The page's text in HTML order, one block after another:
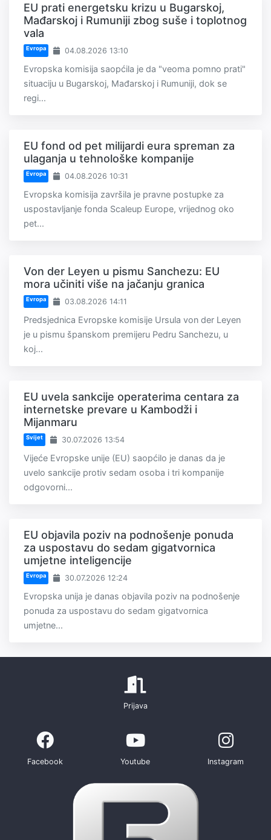
EU prati energetsku krizu u Bugarskoj,
Mađarskoj i Rumuniji zbog suše i toplotnog
vala
Evropa 04.08.2026 13:10
Evropska komisija saopćila je da "veoma pomno prati"
situaciju u Bugarskoj, Mađarskoj i Rumuniji, dok se
regi...
EU fond od pet milijardi eura spreman za
ulaganja u tehnološke kompanije
Evropa 04.08.2026 10:31
Evropska komisija završila je pravne postupke za
uspostavljanje fonda Scaleup Europe, vrijednog oko
pet...
Von der Leyen u pismu Sanchezu: EU
mora učiniti više na jačanju granica
Evropa 03.08.2026 14:11
Predsjednica Evropske komisije Ursula von der Leyen
je u pismu španskom premijeru Pedru Sanchezu, u
koj...
EU uvela sankcije operaterima centara za
internetske prevare u Kambodži i
Mijanmaru
Svijet 30.07.2026 13:54
Vijeće Evropske unije (EU) saopćilo je danas da je
uvelo sankcije protiv sedam osoba i tri kompanije
odgovorni...
EU objavila poziv na podnošenje ponuda
za uspostavu do sedam gigatvornica
umjetne inteligencije
Evropa 30.07.2026 12:24
Evropska unija je danas objavila poziv na podnošenje
ponuda za uspostavu do sedam gigatvornica
umjetne...
Prijava
Facebook Youtube Instagram